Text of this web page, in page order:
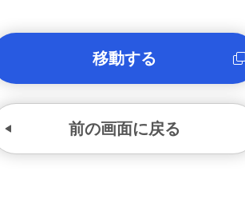
移動する
前の画面に戻る